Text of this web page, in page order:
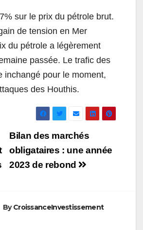
sur le prix du pétrole brut.
de tension en Mer
du pétrole a légèrement
passée. Le trafic des
inchangé pour le moment,
des Houthis.
Bilan des marchés
obligataires : une année
2023 de rebond
ByCroissanceInvestissement